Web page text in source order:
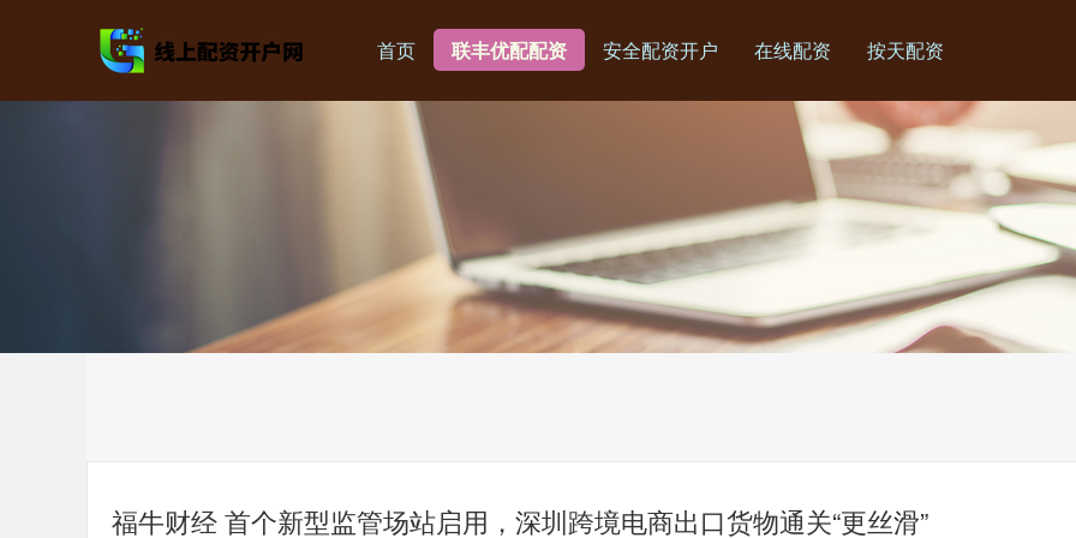
首页 联丰优配配资 安全配资开户 在线配资 按天配资
福牛财经 首个新型监管场站启用，深圳跨境电商出口货物通关“更丝滑”